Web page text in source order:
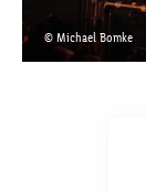
© Michael Bomke